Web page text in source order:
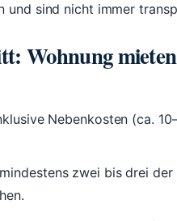
und sind nicht immer
Wohnung
Nebenkosten (ca.
zwei bis drei der